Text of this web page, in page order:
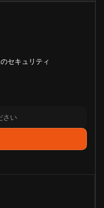
セキュリティ